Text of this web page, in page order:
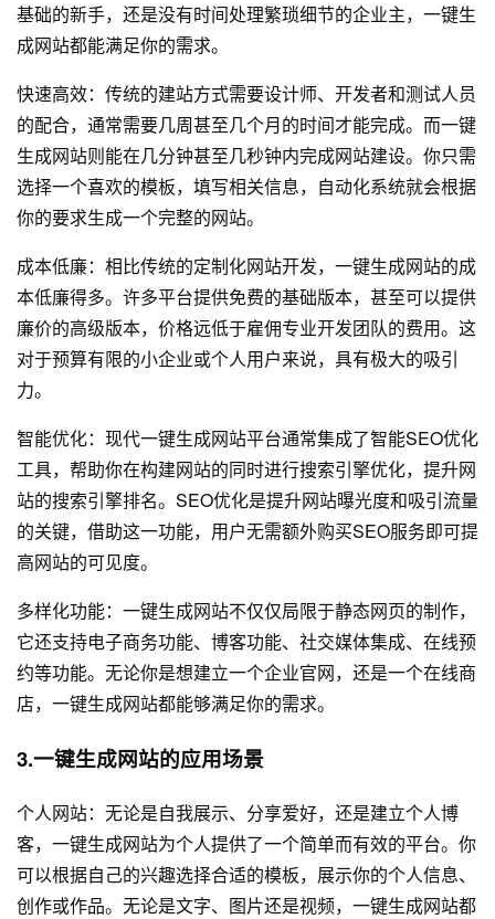
基础的新手，还是没有时间处理繁琐细节的企业主，一键生
成网站都能满足你的需求。
快速高效：传统的建站方式需要设计师、开发者和测试人员
的配合，通常需要几周甚至几个月的时间才能完成。而一键
生成网站则能在几分钟甚至几秒钟内完成网站建设。你只需
选择一个喜欢的模板，填写相关信息，自动化系统就会根据
你的要求生成一个完整的网站。
成本低廉：相比传统的定制化网站开发，一键生成网站的成
本低廉得多。许多平台提供免费的基础版本，甚至可以提供
廉价的高级版本，价格远低于雇佣专业开发团队的费用。这
对于预算有限的小企业或个人用户来说，具有极大的吸引
力。
智能优化：现代一键生成网站平台通常集成了智能SEO优化
工具，帮助你在构建网站的同时进行搜索引擎优化，提升网
站的搜索引擎排名。SEO优化是提升网站曝光度和吸引流量
的关键，借助这一功能，用户无需额外购买SEO服务即可提
高网站的可见度。
多样化功能：一键生成网站不仅仅局限于静态网页的制作，
它还支持电子商务功能、博客功能、社交媒体集成、在线预
约等功能。无论你是想建立一个企业官网，还是一个在线商
店，一键生成网站都能够满足你的需求。
3.一键生成网站的应用场景
个人网站：无论是自我展示、分享爱好，还是建立个人博
客，一键生成网站为个人提供了一个简单而有效的平台。你
可以根据自己的兴趣选择合适的模板，展示你的个人信息、
创作或作品。无论是文字、图片还是视频，一键生成网站都